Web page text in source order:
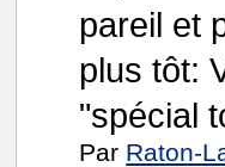
pareil et
plus tôt:
"spécial
Par Raton-